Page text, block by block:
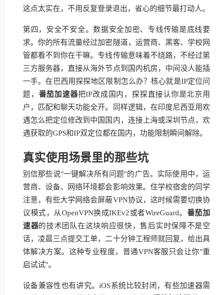
这点太实在，不用反复登录退出，省心的细节最打动人。
第四，安全不安全。数据安全加密、专线传输是底线要
求。你的所有流量经过加密隧道，运营商、黑客、学校网
管都看不到你在干嘛。专线传输意味着不绕路，不经过第
三方服务器，直接从海外节点到国内机房，中间没人能插
一手。在巴西用探探地区限制怎么办？核心就是IP定位问
题， 番茄加速器把IP改成国内，探探直接认你是北京用
户，匹配和聊天功能全开。同样逻辑，在印度尼西亚用欢
遇怎么把定位修改到中国国内，连接上海或深圳节点，欢
遇获取的GPS和IP双定位都在国内，功能限制瞬间解除。
真实使用场景里的那些坑
别信那些说"一键解决所有问题"的广告。实际使用中，运
营商、设备、网络环境都会影响效果。住学校宿舍的同学
注意，有些大学网络会屏蔽VPN协议，这时候需要切换协
议模式，从OpenVPN换成IKEv2或者WireGuard。 番茄加
速器的技术团队在这块响应很快，售后实时保障不是空
话，凌晨三点提交工单，二十分钟工程师就回复，给出具
体解决方案。这种专业程度，普通VPN客服只会让你"重
启试试"。
设备兼容性也有讲究。iOS系统比较封闭，有些加速器需